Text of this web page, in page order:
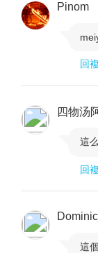
Pinom
回複
四物汤
這
回複
Dominic_
這